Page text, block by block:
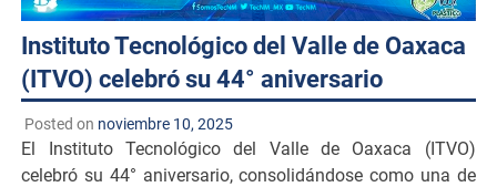
Instituto Tecnológico del Valle de Oaxaca
(ITVO) celebró su 44° aniversario
Posted on noviembre 10, 2025
El Instituto Tecnológico del Valle de Oaxaca (ITVO)
celebró su 44° aniversario, consolidándose como una de